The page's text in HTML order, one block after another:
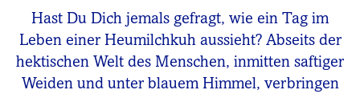
Hast Du Dich jemals gefragt, wie ein Tag im
Leben einer Heumilchkuh aussieht? Abseits der
hektischen Welt des Menschen, inmitten saftiger
Weiden und unter blauem Himmel, verbringen